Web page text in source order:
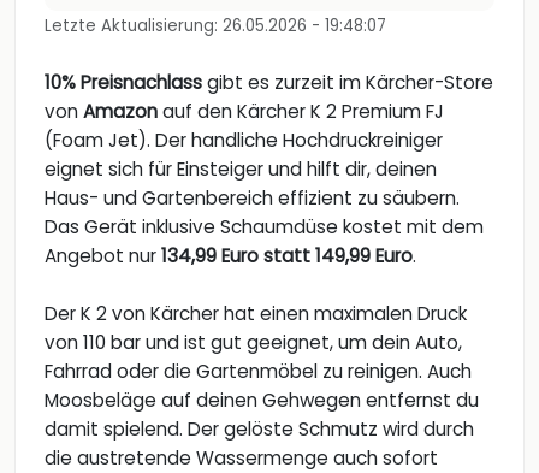
Letzte Aktualisierung: 26.05.2026 - 19:48:07
10% Preisnachlassgibt es zurzeit im Kärcher-Store
vonAmazonauf den Kärcher K 2 Premium FJ
(Foam Jet). Der handliche Hochdruckreiniger
eignet sich für Einsteiger und hilft dir, deinen
Haus- und Gartenbereich effizient zu säubern.
Das Gerät inklusive Schaumdüse kostet mit dem
Angebot nur134,99 Euro statt 149,99 Euro.
Der K 2 von Kärcher hat einen maximalen Druck
von 110 bar und ist gut geeignet, um dein Auto,
Fahrrad oder die Gartenmöbel zu reinigen. Auch
Moosbeläge auf deinen Gehwegen entfernst du
damit spielend. Der gelöste Schmutz wird durch
die austretende Wassermenge auch sofort